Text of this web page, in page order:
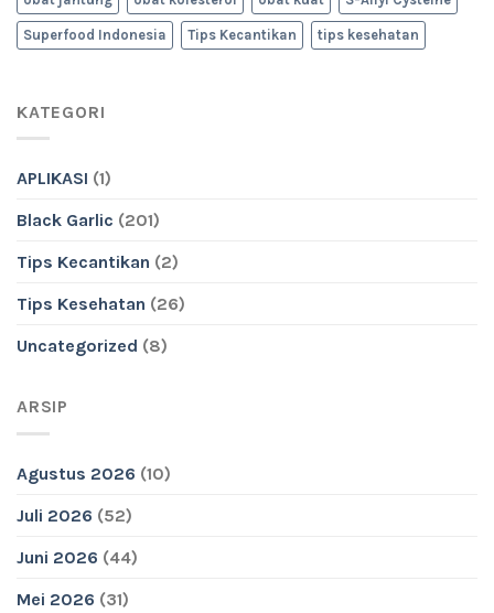
Superfood Indonesia Tips Kecantikan tips kesehatan
KATEGORI
APLIKASI (1)
Black Garlic (201)
Tips Kecantikan (2)
Tips Kesehatan (26)
Uncategorized (8)
ARSIP
Agustus 2026 (10)
Juli 2026 (52)
Juni 2026 (44)
Mei 2026 (31)